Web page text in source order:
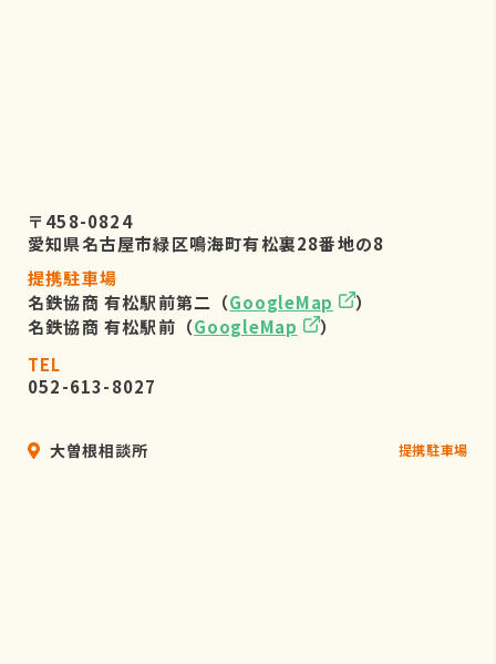
〒458-0824
愛知県名古屋市緑区鳴海町有松裏28番地の8
提携駐車場
名鉄協商 有松駅前第二（GoogleMap
）
名鉄協商 有松駅前（GoogleMap
）
TEL
052-613-8027
大曽根相談所 提携駐車場